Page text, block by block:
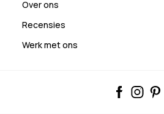
Over ons
Recensies
Werk met ons